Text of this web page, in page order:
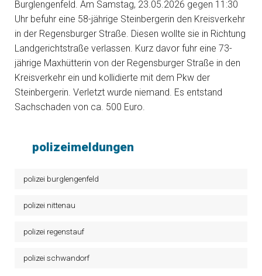
Burglengenfeld. Am Samstag, 23.05.2026 gegen 11:30
Uhr befuhr eine 58-jährige Steinbergerin den Kreisverkehr
in der Regensburger Straße. Diesen wollte sie in Richtung
Landgerichtstraße verlassen. Kurz davor fuhr eine 73-
jährige Maxhütterin von der Regensburger Straße in den
Kreisverkehr ein und kollidierte mit dem Pkw der
Steinbergerin. Verletzt wurde niemand. Es entstand
Sachschaden von ca. 500 Euro.
polizeimeldungen
polizei burglengenfeld
polizei nittenau
polizei regenstauf
polizei schwandorf